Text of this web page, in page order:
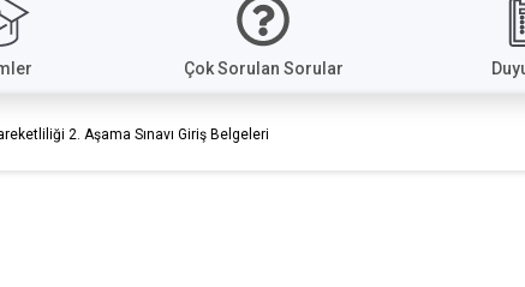
Çok Sorulan Sorular
2. Aşama Sınavı Giriş Belgeleri